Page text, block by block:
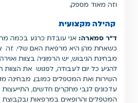
וזה מאוד מספק.
קהילה מקצועית
ד"ר סמארה: אני עובדת כרגע בכמה
כשאחת מהן היא מרפאת האם שלי. זה
מבחינת הגיבוש, יש הרמוניה בצוות
להגיע כל יום לעבודה, לפגוש את הצוות
השירות ואת המטפלים כמובן. מבחינה
עדכונים לגבי מחקרים חדשים,
המטפלים והרופאים במרפאות ובקבוצת